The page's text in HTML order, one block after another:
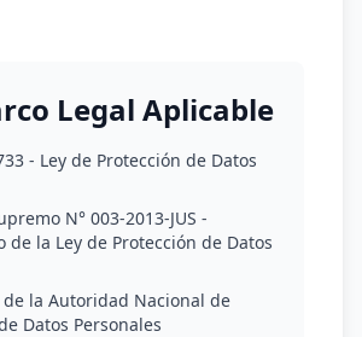
Legal Aplicable
- Ley de Protección de Datos
N° 003-2013-JUS -
de la Ley de Protección de Datos
de la Autoridad Nacional de
Datos Personales